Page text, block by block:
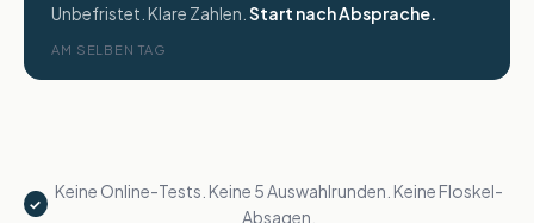
Unbefristet. Klare Zahlen. Start nach Absprache.
AM SELBEN TAG
✓
Keine Online-Tests. Keine 5 Auswahlrunden. Keine Floskel-
Absagen.